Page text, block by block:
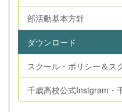
部活動基本方針
ダウンロード
スクール・ポリシー＆ス
千歳高校公式Instgram・